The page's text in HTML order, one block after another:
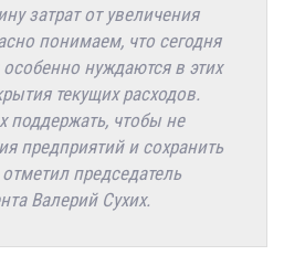
затрат от увеличения
понимаем, что сегодня
нуждаются в этих
текущих расходов.
поддержать, чтобы не
предприятий и сохранить
председатель
Валерий Сухих.